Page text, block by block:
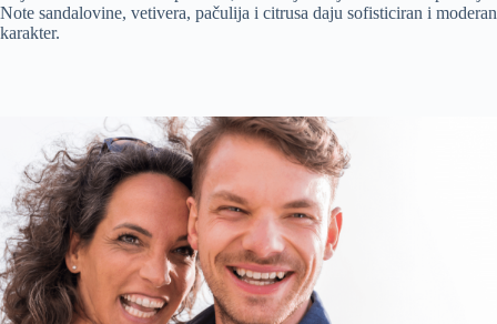
Note sandalovine, vetivera, pačulija i citrusa daju sofisticiran i moderan
karakter.